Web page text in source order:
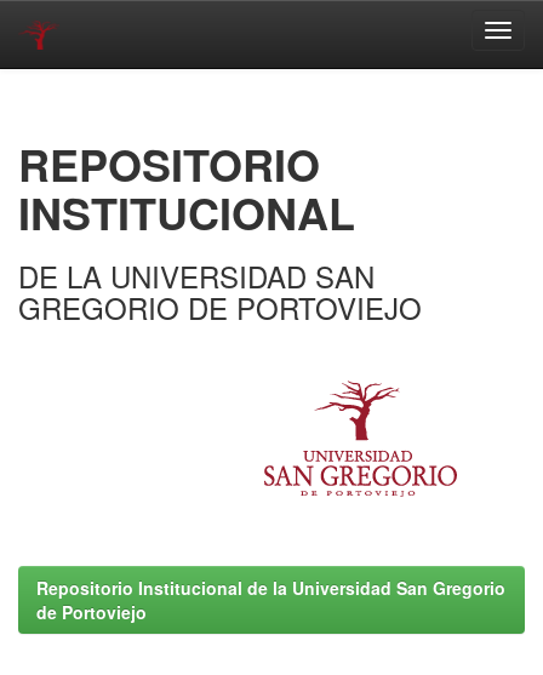
REPOSITORIO
INSTITUCIONAL
DE LA UNIVERSIDAD SAN
GREGORIO DE PORTOVIEJO
Repositorio Institucional de la Universidad San Gregorio
de Portoviejo